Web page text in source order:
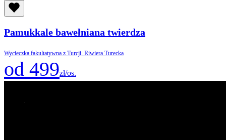
Pamukkale bawełniana twierdza
Wycieczka fakultatywna z Turcji, Riwiera Turecka
od 499zł/os.